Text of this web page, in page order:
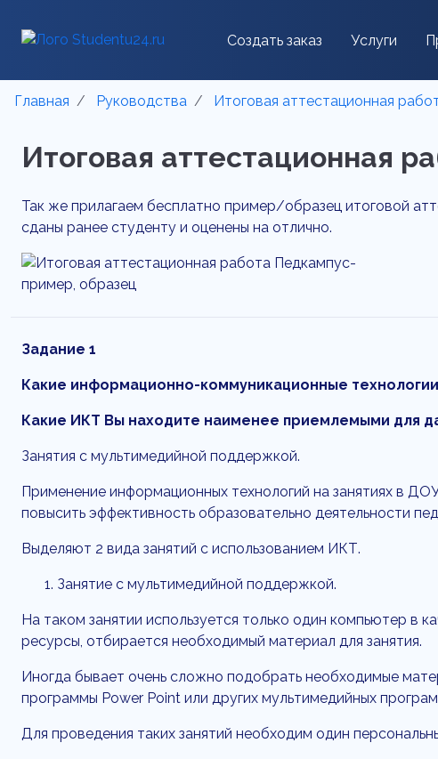
Создать заказ Услуги
Главная Руководства Итоговая аттестационная
Итоговая аттестационная
Так же прилагаем бесплатно пример/образец итоговой
сданы ранее студенту и оценены на отлично.
Задание 1
Какие информационно-коммуникационные
Какие ИКТ Вы находите наименее приемлемыми для
Занятия с мультимедийной поддержкой.
Применение информационных технологий на занятиях в
повысить эффективность образовательно деятельности
Выделяют 2 вида занятий с использованием ИКТ.
Занятие с мультимедийной поддержкой.
На таком занятии используется только один компьютер в
ресурсы, отбирается необходимый материал для занятия.
Иногда бывает очень сложно подобрать необходимые
программы Power Point или других мультимедийных
Для проведения таких занятий необходим один